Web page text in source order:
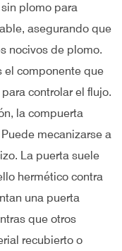
plomo para
asegurando que
nocivos de plomo.
el componente que
controlar el flujo.
la compuerta
mecanizarse a
La puerta suele
hermético contra
una puerta
que otros
recubierto o